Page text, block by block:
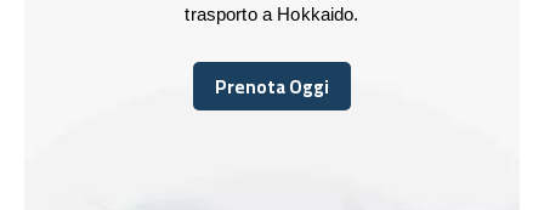
trasporto a Hokkaido.
Prenota Oggi
Prenota Oggi